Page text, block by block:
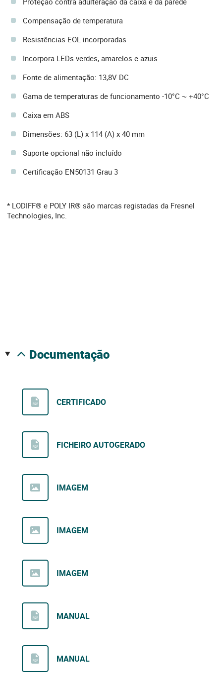
Compensação de temperatura
Resistências EOL incorporadas
Incorpora LEDs verdes, amarelos e azuis
Fonte de alimentação: 13,8V DC
Gama de temperaturas de funcionamento -10°C ~ +40°C
Caixa em ABS
Dimensões: 63 (L) x 114 (A) x 40 mm
Suporte opcional não incluído
Certificação EN50131 Grau 3
* LODIFF® e POLY IR® são marcas registadas da Fresnel
Technologies, Inc.
documentação
CERTIFICADO
FICHEIRO AUTOGERADO
IMAGEM
IMAGEM
IMAGEM
MANUAL
MANUAL